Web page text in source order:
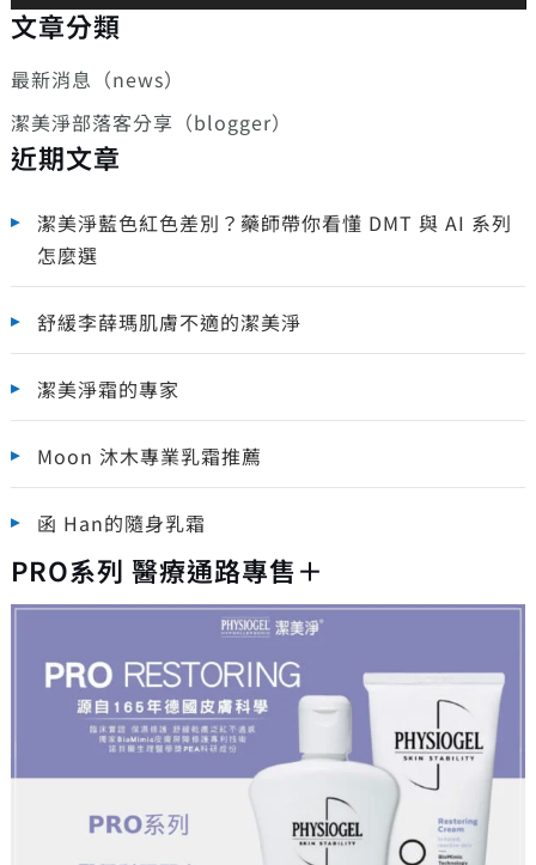
文章分類
最新消息（news）
潔美淨部落客分享（blogger）
近期文章
潔美淨藍色紅色差別？藥師帶你看懂 DMT 與 AI 系列
怎麼選
舒緩李薛瑪肌膚不適的潔美淨
潔美淨霜的專家
Moon 沐木專業乳霜推薦
函 Han的隨身乳霜
PRO系列 醫療通路專售＋